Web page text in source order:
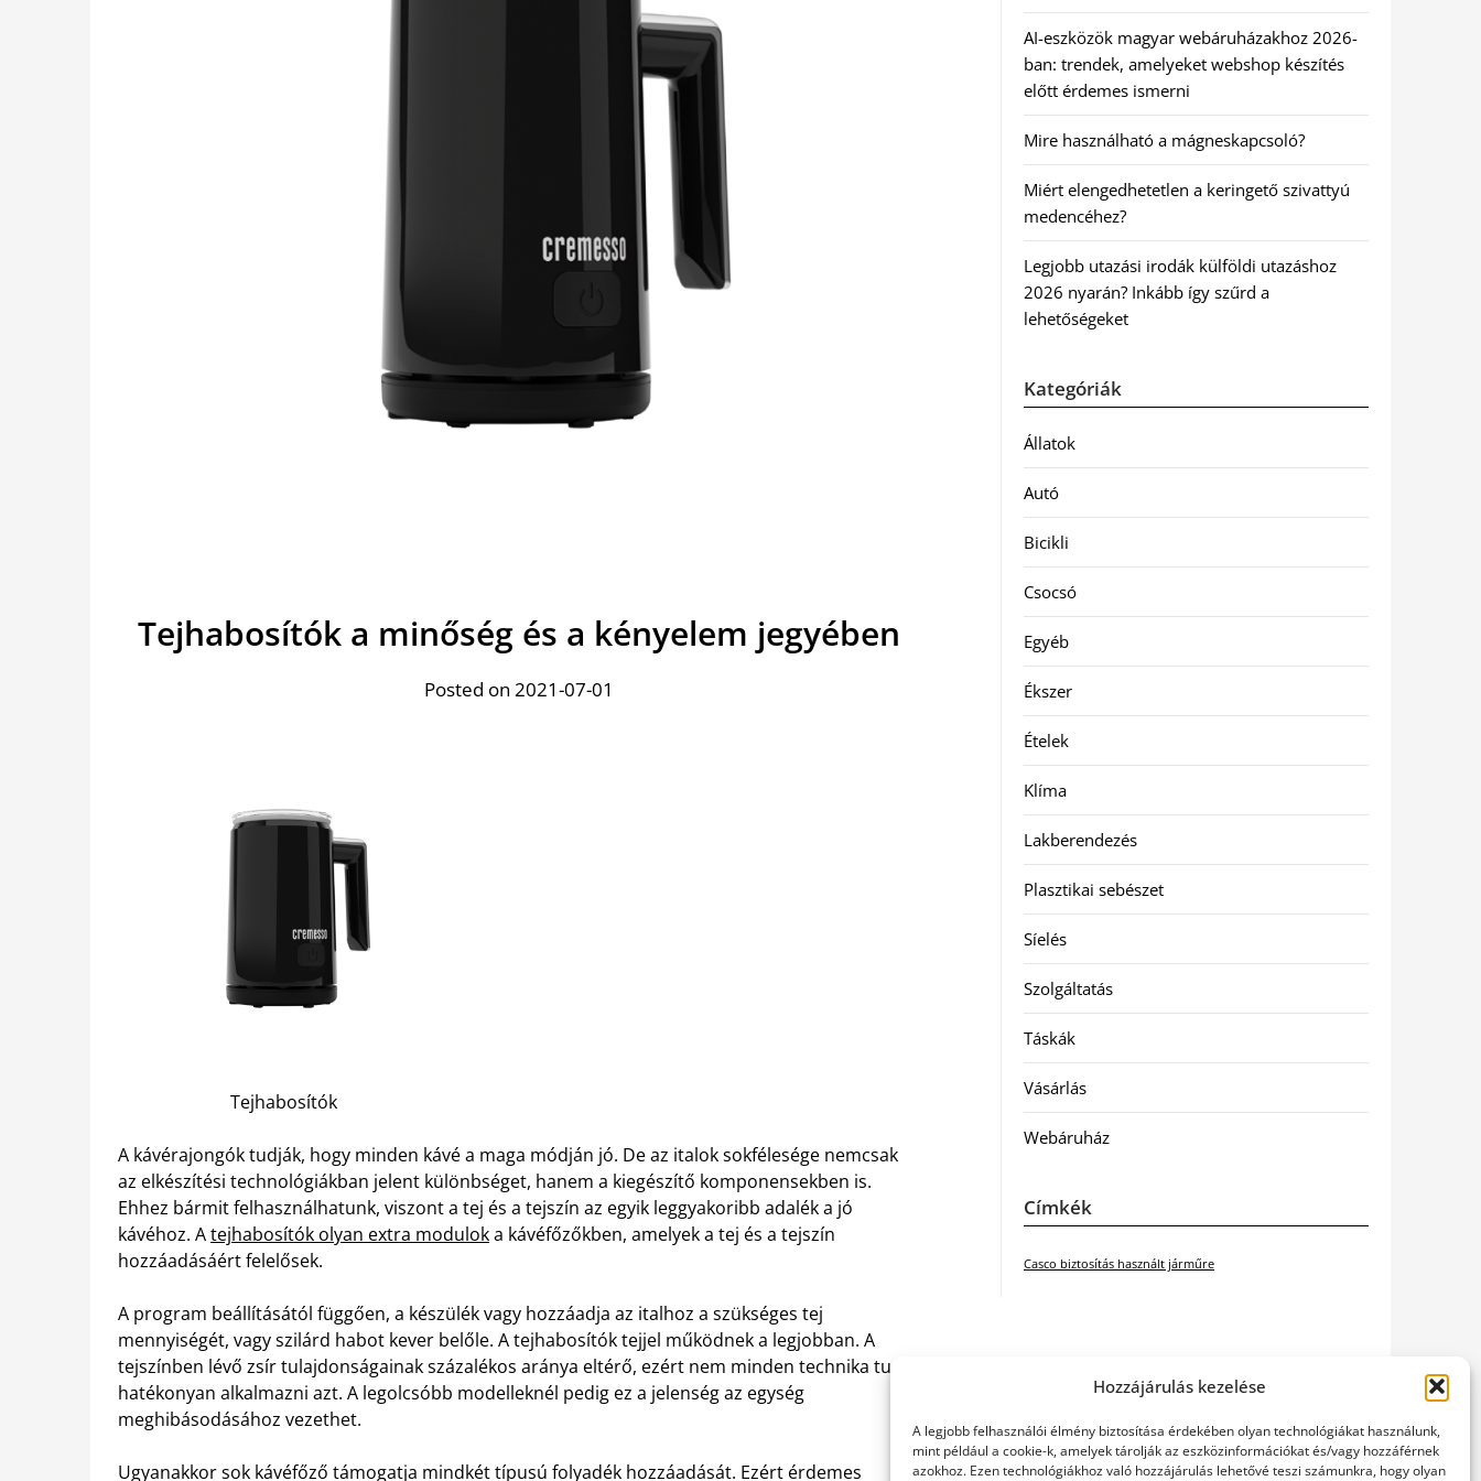
Hozzájárulás kezelése
A legjobb felhasználói élmény biztosítása érdekében olyan technológiákat használunk,
mint például a cookie-k, amelyek tárolják az eszközinformációkat és/vagy hozzáférnek
azokhoz. Ezen technológiákhoz való hozzájárulás lehetővé teszi számunkra, hogy olyan
Tejhabosítók a minőség és a kényelem jegyében
Posted on 2021-07-01
Tejhabosítók
A kávérajongók tudják, hogy minden kávé a maga módján jó. De az italok sokfélesége nemcsak
az elkészítési technológiákban jelent különbséget, hanem a kiegészítő komponensekben is.
Ehhez bármit felhasználhatunk, viszont a tej és a tejszín az egyik leggyakoribb adalék a jó
kávéhoz. Atejhabosítók olyan extra moduloka kávéfőzőkben, amelyek a tej és a tejszín
hozzáadásáért felelősek.
A program beállításától függően, a készülék vagy hozzáadja az italhoz a szükséges tej
mennyiségét, vagy szilárd habot kever belőle. A tejhabosítók tejjel működnek a legjobban. A
tejszínben lévő zsír tulajdonságainak százalékos aránya eltérő, ezért nem minden technika tudja
hatékonyan alkalmazni azt. A legolcsóbb modelleknél pedig ez a jelenség az egység
meghibásodásához vezethet.
Ugyanakkor sok kávéfőző támogatja mindkét típusú folyadék hozzáadását. Ezért érdemes
AI-eszközök magyar webáruházakhoz 2026-
ban: trendek, amelyeket webshop készítés
előtt érdemes ismerni
Mire használható a mágneskapcsoló?
Miért elengedhetetlen a keringető szivattyú
medencéhez?
Legjobb utazási irodák külföldi utazáshoz
2026 nyarán? Inkább így szűrd a
lehetőségeket
Kategóriák
Állatok
Autó
Bicikli
Csocsó
Egyéb
Ékszer
Ételek
Klíma
Lakberendezés
Plasztikai sebészet
Síelés
Szolgáltatás
Táskák
Vásárlás
Webáruház
Címkék
Casco biztosítás használt járműre